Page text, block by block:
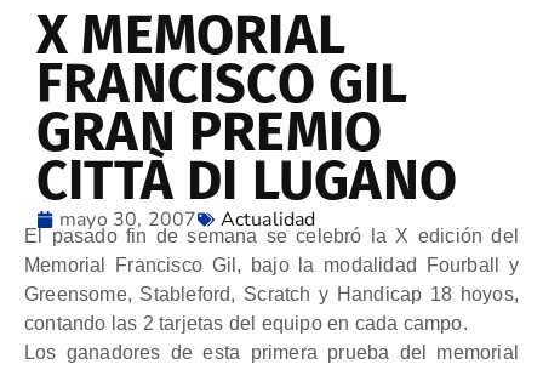
X MEMORIAL
FRANCISCO GIL
GRAN PREMIO
CITTÀ DI LUGANO
mayo 30, 2007 Actualidad
El pasado fin de semana se celebró la X edición del
Memorial Francisco Gil, bajo la modalidad Fourball y
Greensome, Stableford, Scratchy Handicap 18 hoyos,
contando las 2 tarjetas del equipo en cada campo.
Los ganadores de esta primera prueba del memorial